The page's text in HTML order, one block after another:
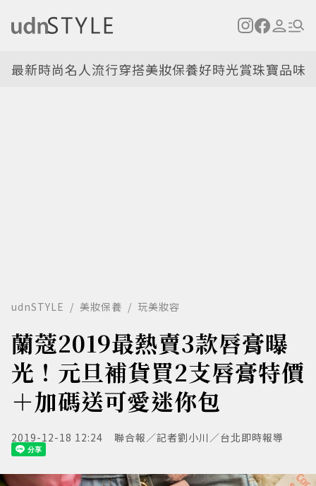
最新時尚名人流行穿搭美妝保養好時光賞珠寶品味
udnSTYLE 美妝保養 玩美妝容
蘭蔻2019最熱賣3款唇膏曝
光！元旦補貨買2支唇膏特價
＋加碼送可愛迷你包
2019-12-18 12:24 聯合報／記者劉小川／台北即時報導